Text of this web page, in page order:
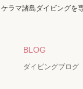
ケラマ諸島ダイビングを
BLOG
ダイビングブログ